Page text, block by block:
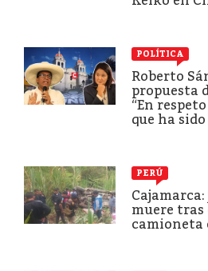
POLÍTICA
Roberto
propuesta
“En
que ha
PERÚ
muere tras
camioneta